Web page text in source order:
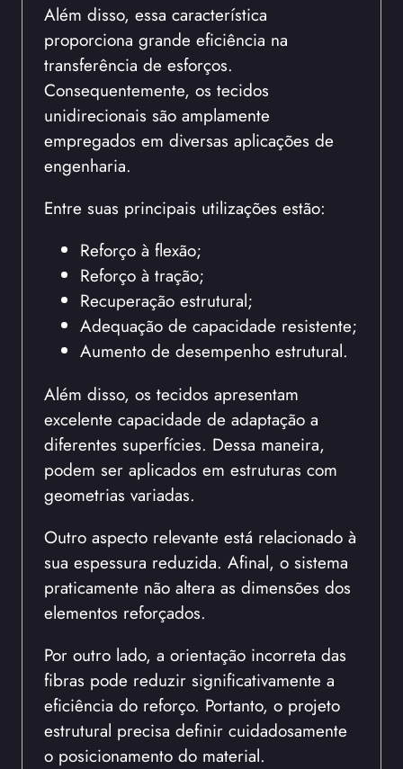
Além disso, essa característica
proporciona grande eficiência na
transferência de esforços.
Consequentemente, os tecidos
unidirecionais são amplamente
empregados em diversas aplicações de
engenharia.
Entre suas principais utilizações estão:
Reforço à flexão;
Reforço à tração;
Recuperação estrutural;
Adequação de capacidade resistente;
Aumento de desempenho estrutural.
Além disso, os tecidos apresentam
excelente capacidade de adaptação a
diferentes superfícies. Dessa maneira,
podem ser aplicados em estruturas com
geometrias variadas.
Outro aspecto relevante está relacionado à
sua espessura reduzida. Afinal, o sistema
praticamente não altera as dimensões dos
elementos reforçados.
Por outro lado, a orientação incorreta das
fibras pode reduzir significativamente a
eficiência do reforço. Portanto, o projeto
estrutural precisa definir cuidadosamente
o posicionamento do material.